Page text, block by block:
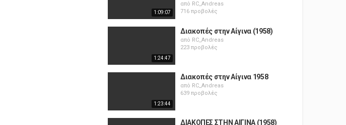
1:09:07
από RC_Andreas
716 προβολές
1:24:47
Διακοπές στην Αίγινα (1958)
από RC_Andreas
223 προβολές
1:23:44
Διακοπές στην Αίγινα 1958
από RC_Andreas
639 προβολές
ΔΙΑΚΟΠΕΣ ΣΤΗΝ ΑΙΓΙΝΑ (1958)